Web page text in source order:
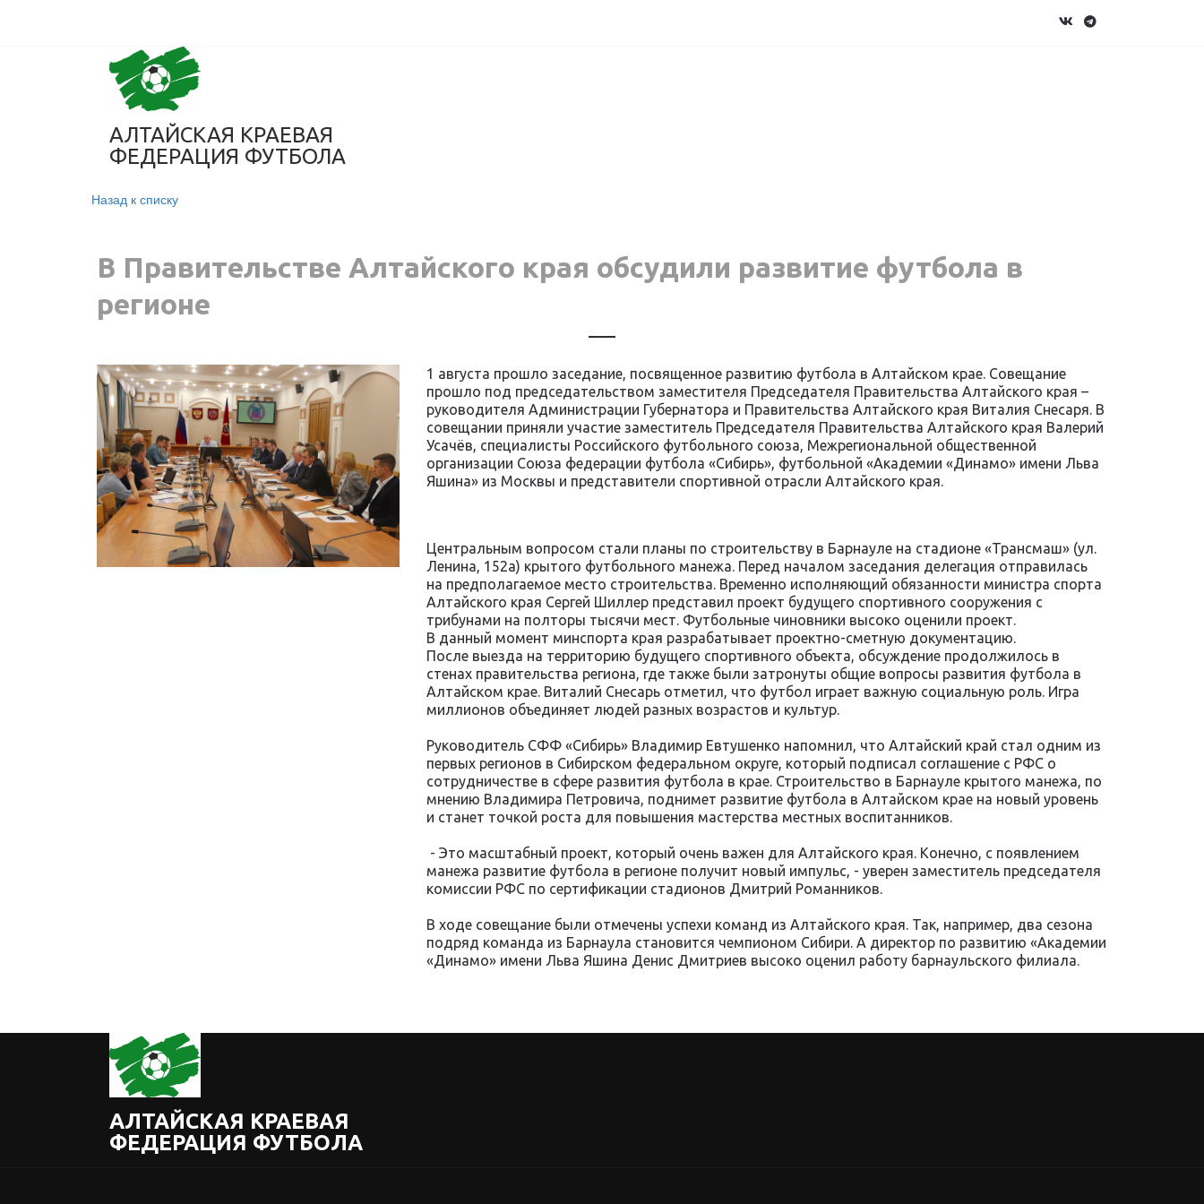
АЛТАЙСКАЯ КРАЕВАЯ
ФЕДЕРАЦИЯ ФУТБОЛА
Назад к списку
В Правительстве Алтайского края обсудили развитие футбола в
регионе
1 августа прошло заседание, посвященное развитию футбола в Алтайском крае. Совещание
прошло под председательством заместителя Председателя Правительства Алтайского края –
руководителя Администрации Губернатора и Правительства Алтайского края Виталия Снесаря. В
совещании приняли участие заместитель Председателя Правительства Алтайского края Валерий
Усачёв, специалисты Российского футбольного союза, Межрегиональной общественной
организации Союза федерации футбола «Сибирь», футбольной «Академии «Динамо» имени Льва
Яшина» из Москвы и представители спортивной отрасли Алтайского края.
Центральным вопросом стали планы по строительству в Барнауле на стадионе «Трансмаш» (ул.
Ленина, 152а) крытого футбольного манежа. Перед началом заседания делегация отправилась
на предполагаемое место строительства. Временно исполняющий обязанности министра спорта
Алтайского края Сергей Шиллер представил проект будущего спортивного сооружения с
трибунами на полторы тысячи мест. Футбольные чиновники высоко оценили проект.
В данный момент минспорта края разрабатывает проектно-сметную документацию.
После выезда на территорию будущего спортивного объекта, обсуждение продолжилось в
стенах правительства региона, где также были затронуты общие вопросы развития футбола в
Алтайском крае. Виталий Снесарь отметил, что футбол играет важную социальную роль. Игра
миллионов объединяет людей разных возрастов и культур.
Руководитель СФФ «Сибирь» Владимир Евтушенко напомнил, что Алтайский край стал одним из
первых регионов в Сибирском федеральном округе, который подписал соглашение с РФС о
сотрудничестве в сфере развития футбола в крае. Строительство в Барнауле крытого манежа, по
мнению Владимира Петровича, поднимет развитие футбола в Алтайском крае на новый уровень
и станет точкой роста для повышения мастерства местных воспитанников.
- Это масштабный проект, который очень важен для Алтайского края. Конечно, с появлением
манежа развитие футбола в регионе получит новый импульс, - уверен заместитель председателя
комиссии РФС по сертификации стадионов Дмитрий Романников.
В ходе совещание были отмечены успехи команд из Алтайского края. Так, например, два сезона
подряд команда из Барнаула становится чемпионом Сибири. А директор по развитию «Академии
«Динамо» имени Льва Яшина Денис Дмитриев высоко оценил работу барнаульского филиала.
АЛТАЙСКАЯ КРАЕВАЯ
ФЕДЕРАЦИЯ ФУТБОЛА